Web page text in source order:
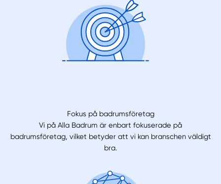
Fokus på badrumsföretag
Vi på Alla Badrum är enbart fokuserade på
badrumsföretag, vilket betyder att vi kan branschen väldigt
bra.